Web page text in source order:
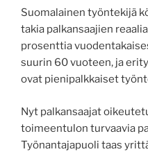
Suomalainen työntekijä
takia palkansaajien
prosenttia
suurin 60 vuoteen, ja
ovat pienipalkkaiset
Nyt palkansaajat
toimeentulon turvaavia
Työnantajapuoli taas